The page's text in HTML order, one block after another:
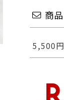
商
5,500